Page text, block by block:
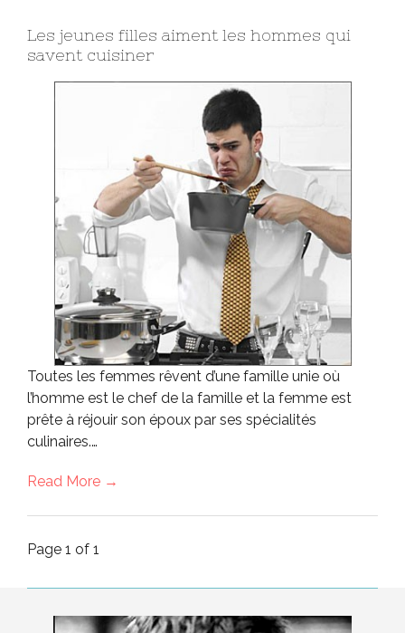
Les jeunes filles aiment les hommes qui
savent cuisiner
Toutes les femmes rêvent d’une famille unie où
l’homme est le chef de la famille et la femme est
prête à réjouir son époux par ses spécialités
culinaires.…
Read More →
Page 1 of 1